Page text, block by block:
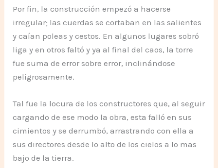
Por fin, la construcción empezó a hacerse
irregular; las cuerdas se cortaban en las salientes
y caían poleas y cestos. En algunos lugares sobró
liga y en otros faltó y ya al final del caos, la torre
fue suma de error sobre error, inclinándose
peligrosamente.
Tal fue la locura de los constructores que, al seguir
cargando de ese modo la obra, esta falló en sus
cimientos y se derrumbó, arrastrando con ella a
sus directores desde lo alto de los cielos a lo mas
bajo de la tierra.